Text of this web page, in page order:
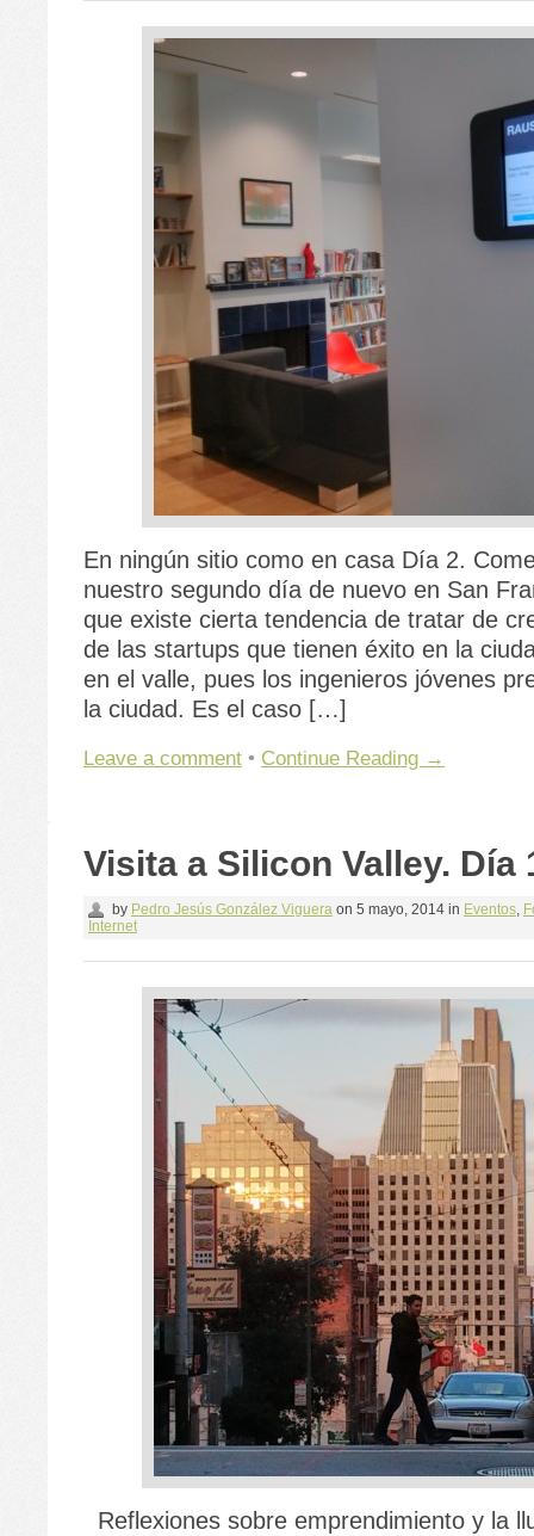
En ningún sitio como en casa Día 2.
nuestro segundo día de nuevo en San
que existe cierta tendencia de tratar de
de las startups que tienen éxito en la
en el valle, pues los ingenieros jóvenes
la ciudad. Es el caso […]
Leave a comment • Continue Reading →
Visita a Silicon Valley. Día
by Pedro Jesús González Viguera on 5 mayo, 2014 in Eventos,
Internet
Reflexiones sobre emprendimiento y la